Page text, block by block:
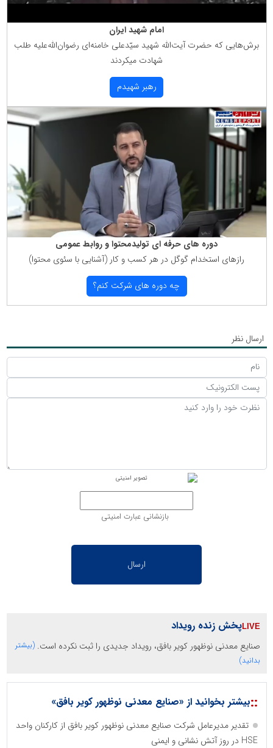
امام شهید ایران
برش‌هایی كه حضرت آیت‌الله شهید سیّدعلی خامنه‌ای رضوان‌الله‌علیه طلب
شهادت میكردند
رهبر شهیدم
دوره های حرفه ای تولیدمحتوا و روابط عمومی
رازهای استخدام گوگل در هر كسب و كار (آشنایی با سئوی محتوا)
چه دوره های شركت كنم؟
ارسال نظر
بازنشانی عبارت امنیتی
پخش زنده رویداد
صنایع معدنی نوظهور کویر بافق، رویداد جدیدی را ثبت نکرده است. (بیشتر
بدانید)
::بیشتر بخوانید از «صنایع معدنی نوظهور کویر بافق»
تقدیر مدیرعامل شرکت صنایع معدنی نوظهور کویر بافق از کارکنان واحد
HSE در روز آتش نشانی و ایمنی